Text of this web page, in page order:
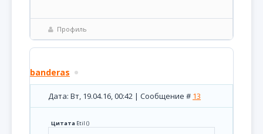
Профиль
banderas
Дата: Вт, 19.04.16, 00:42 | Сообщение # 13
Цитата Etil ()